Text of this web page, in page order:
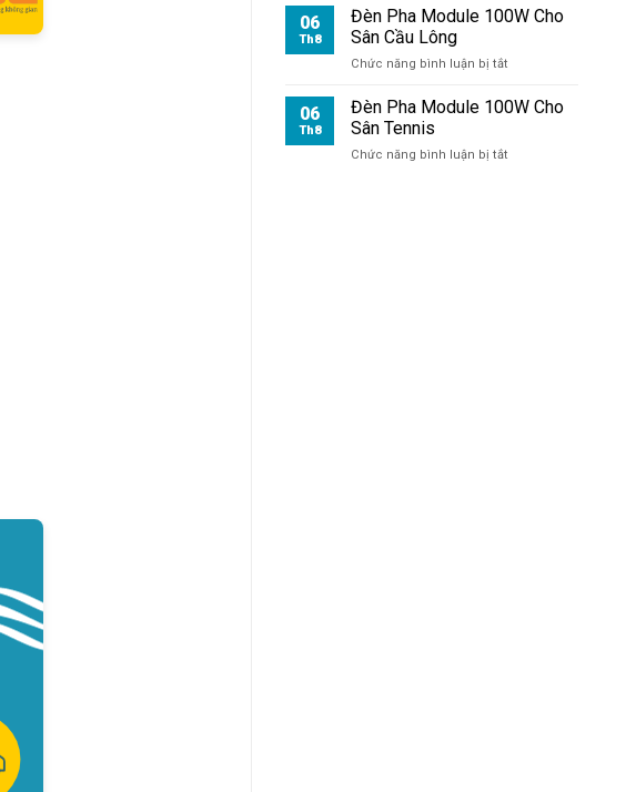
Mini
06
Th8
Đèn Pha Module 100W Cho
Sân Cầu Lông
Chức năng bình luận bị tắt
Pha
06
Th8
Đèn Pha Module 100W Cho
Sân Tennis
Chức năng bình luận bị tắt